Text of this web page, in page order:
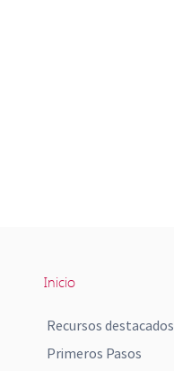
Inicio
Recursos destacados
Primeros Pasos